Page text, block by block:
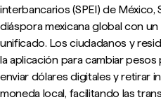
interbancarios (SPEI) de México,
diáspora mexicana global con
unificado. Los ciudadanos y
la aplicación para cambiar
enviar dólares digitales y retirar
moneda local, facilitando las